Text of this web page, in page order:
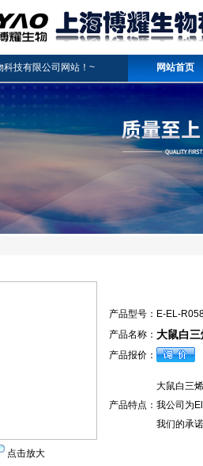
科技有限公司网站！~ 网站首页
点击放大
产品型号： E-EL-
产品名称： 大鼠白
产品报价：
产品特点：
大鼠白三
我公司为
我们的承